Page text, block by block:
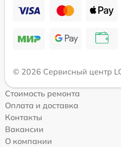
© 2026 Сервисный центр
Стоимость ремонта
Оплата и доставка
Контакты
Вакансии
О компании